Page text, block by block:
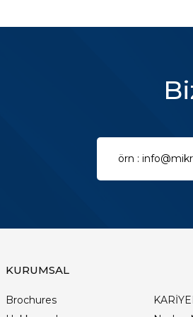
KURUMSAL
Brochures